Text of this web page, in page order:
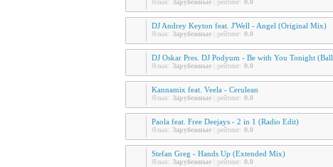
Язык: Зарубежные | рейтинг: 0.0
DJ Andrey Keyton feat. J'Well - Angel (Original Mix)
Язык: Зарубежные | рейтинг: 0.0
DJ Oskar Pres. DJ Podyum - Be with You Tonight
Язык: Зарубежные | рейтинг: 0.0
Kannamix feat. Veela - Cerulean
Язык: Зарубежные | рейтинг: 0.0
Paola feat. Free Deejays - 2 in 1 (Radio Edit)
Язык: Зарубежные | рейтинг: 0.0
Stefan Greg - Hands Up (Extended Mix)
Язык: Зарубежные | рейтинг: 0.0